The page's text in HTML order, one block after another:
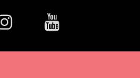
InstagramYoutube